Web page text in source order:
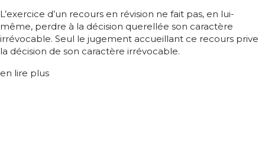
L’exercice d’un recours en révision ne fait pas, en lui-
même, perdre à la décision querellée son caractère
irrévocable. Seul le jugement accueillant ce recours prive
la décision de son caractère irrévocable.
en lire plus